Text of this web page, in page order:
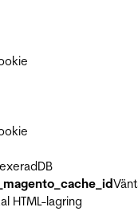
HTML-lagring